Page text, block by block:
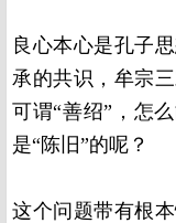
良心本心是孔子
承的共识，牟宗
可谓“善绍”，怎
是“陈旧”的呢？
这个问题带有根